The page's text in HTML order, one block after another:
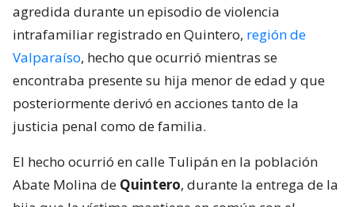
agredida durante un episodio de violencia
intrafamiliar registrado en Quintero, región de
Valparaíso, hecho que ocurrió mientras se
encontraba presente su hija menor de edad y que
posteriormente derivó en acciones tanto de la
justicia penal como de familia.
El hecho ocurrió en calle Tulipán en la población
Abate Molina de Quintero, durante la entrega de la